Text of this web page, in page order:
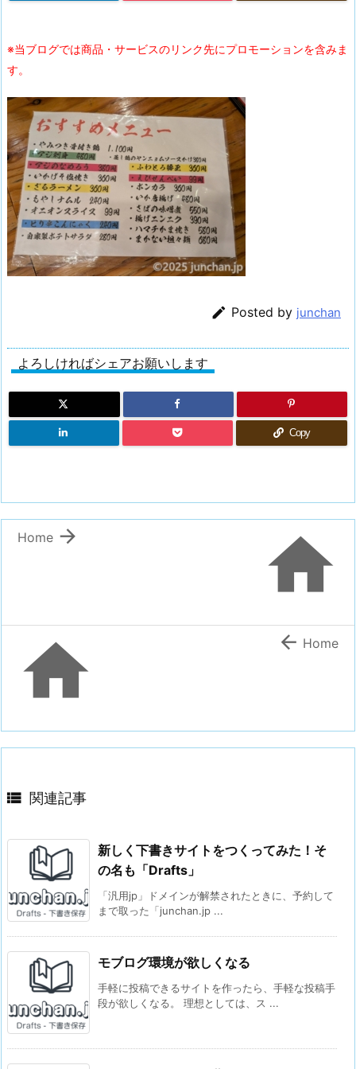
※当ブログでは商品・サービスのリンク先にプロモーションを含みま
す。
 Posted by junchan
よろしければシェアお願いします
Copy


Home
  Home
 関連記事
新しく下書きサイトをつくってみた！そ
の名も「Drafts」
「汎用jp」ドメインが解禁されたときに、予約して
まで取った「junchan.jp ...
モブログ環境が欲しくなる
手軽に投稿できるサイトを作ったら、手軽な投稿手
段が欲しくなる。 理想としては、ス ...